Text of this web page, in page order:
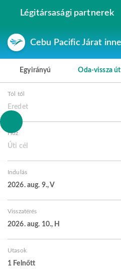
Légitársasági partnerek
Cebu Pacific Járat
Egyirányú Oda-vissza út
Tól től
Eredet
Hoz
Úti cél
Indulás
2026. aug. 9., V
Visszatérés
2026. aug. 10., H
Utasok
1 Felnőtt